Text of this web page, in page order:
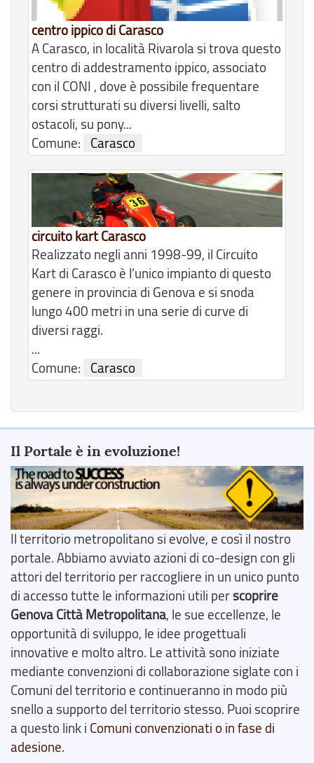
centro ippico di Carasco
A Carasco, in località Rivarola si trova questo
centro di addestramento ippico, associato
con il CONI , dove è possibile frequentare
corsi strutturati su diversi livelli, salto
ostacoli, su pony...
Comune:
Carasco
circuito kart Carasco
Realizzato negli anni 1998-99, il Circuito
Kart di Carasco è l’unico impianto di questo
genere in provincia di Genova e si snoda
lungo 400 metri in una serie di curve di
diversi raggi.
...
Comune:
Carasco
Il Portale è in evoluzione!
Il territorio metropolitano si evolve, e così il nostro
portale. Abbiamo avviato azioni di co-design con gli
attori del territorio per raccogliere in un unico punto
di accesso tutte le informazioni utili perscoprire
Genova Città Metropolitana, le sue eccellenze, le
opportunità di sviluppo, le idee progettuali
innovative e molto altro. Le attività sono iniziate
mediante convenzioni di collaborazione siglate con i
Comuni del territorio e continueranno in modo più
snello a supporto del territorio stesso. Puoi scoprire
a questo link i Comuni convenzionati o in fase di
adesione.